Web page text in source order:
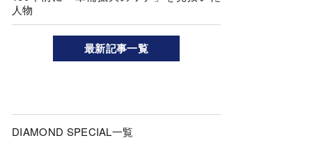
人物
最新記事一覧
DIAMOND SPECIAL一覧